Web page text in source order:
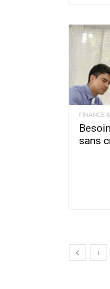
FINANCE
sans
1